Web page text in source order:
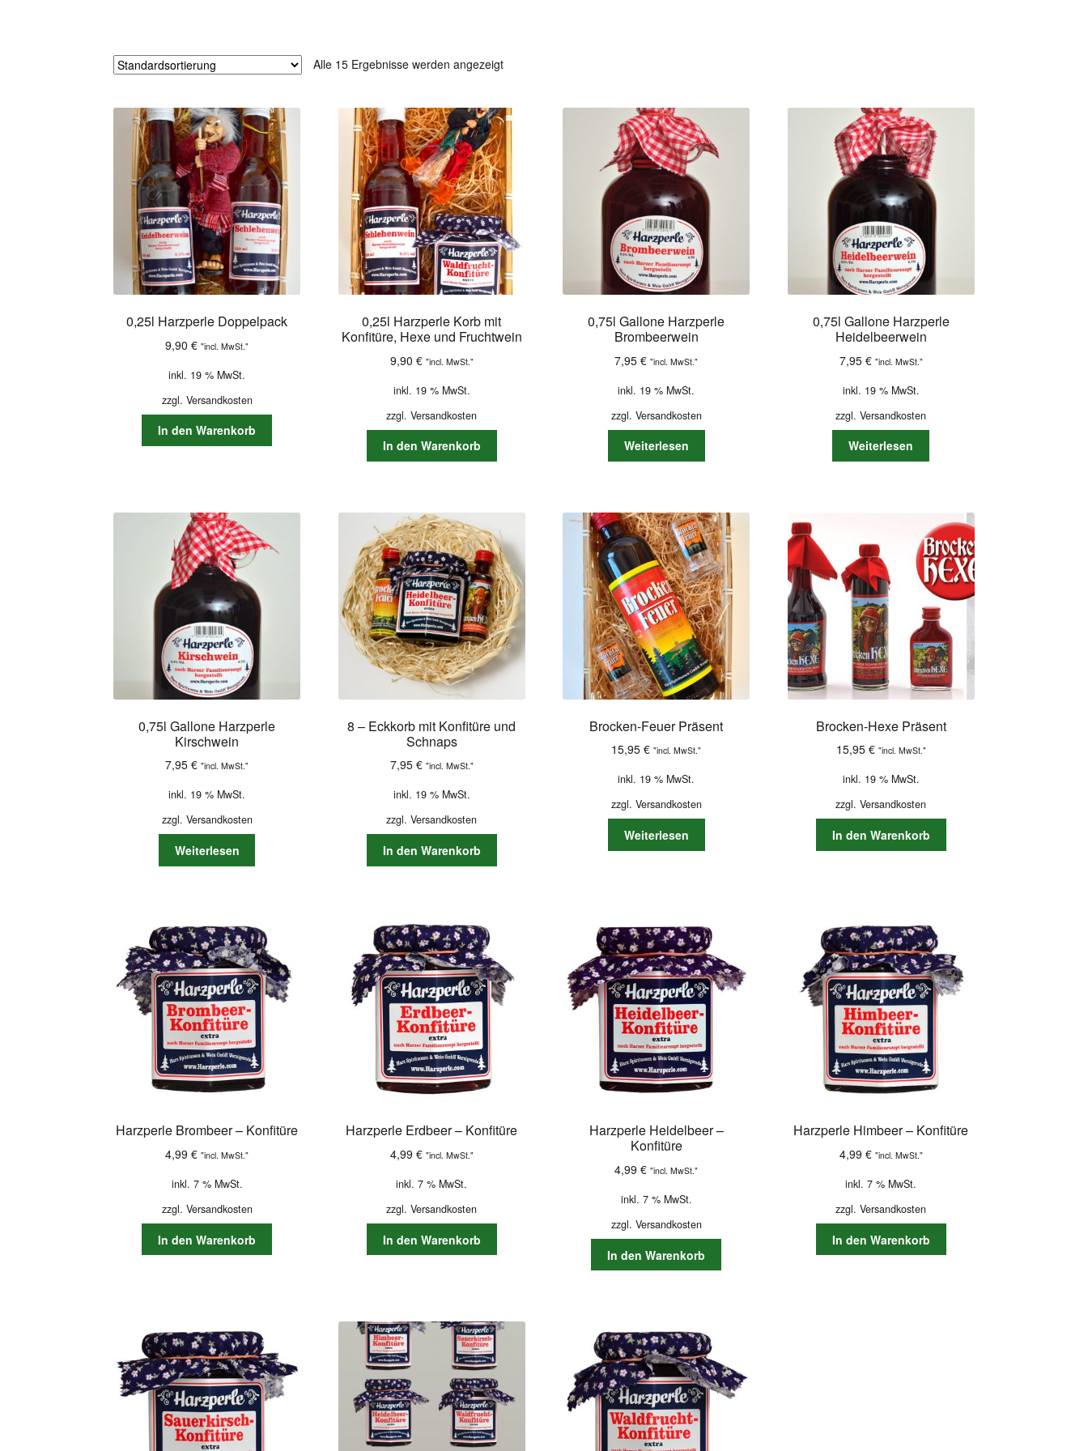
Alle 15 Ergebnisse werden angezeigt
0,25l Harzperle Doppelpack
9,90€ "incl. MwSt."
inkl. 19 % MwSt.
zzgl. Versandkosten
In den Warenkorb
0,25l Harzperle Korb mit
Konfitüre, Hexe und Fruchtwein
9,90 € "incl. MwSt."
inkl. 19 % MwSt.
zzgl.Versandkosten
In den Warenkorb
0,75l Gallone Harzperle
Brombeerwein
7,95€ "incl. MwSt."
inkl. 19 % MwSt.
zzgl. Versandkosten
Weiterlesen
0,75l Gallone Harzperle
Heidelbeerwein
7,95 € "incl. MwSt."
inkl. 19 % MwSt.
zzgl.Versandkosten
Weiterlesen
0,75l Gallone Harzperle
Kirschwein
7,95€ "incl. MwSt."
inkl. 19 % MwSt.
zzgl. Versandkosten
Weiterlesen
8 – Eckkorb mit Konfitüre und
Schnaps
7,95 € "incl. MwSt."
inkl. 19 % MwSt.
zzgl.Versandkosten
In den Warenkorb
Brocken-Feuer Präsent
15,95€ "incl. MwSt."
inkl. 19 % MwSt.
zzgl. Versandkosten
Weiterlesen
Brocken-Hexe Präsent
15,95 € "incl. MwSt."
inkl. 19 % MwSt.
zzgl.Versandkosten
In den Warenkorb
Harzperle Brombeer – Konfitüre
4,99€ "incl. MwSt."
inkl. 7 % MwSt.
zzgl. Versandkosten
In den Warenkorb
Harzperle Erdbeer – Konfitüre
4,99 € "incl. MwSt."
inkl. 7 % MwSt.
zzgl.Versandkosten
In den Warenkorb
Harzperle Heidelbeer –
Konfitüre
4,99€ "incl. MwSt."
inkl. 7 % MwSt.
zzgl. Versandkosten
In den Warenkorb
Harzperle Himbeer – Konfitüre
4,99 € "incl. MwSt."
inkl. 7 % MwSt.
zzgl.Versandkosten
In den Warenkorb